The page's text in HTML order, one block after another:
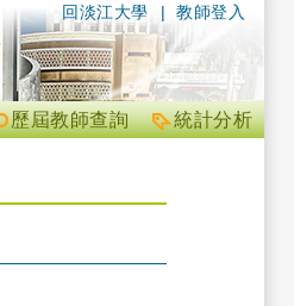
| 教師登入
回淡江大學
統計分析
歷屆教師查詢